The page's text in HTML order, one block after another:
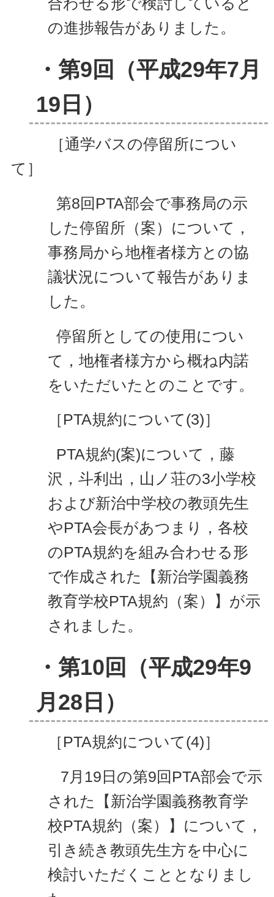
の進捗報告がありました。
・第9回（平成29年7月
19日）
［通学バスの停留所につい
て］
第8回PTA部会で事務局の示
した停留所（案）について，
事務局から地権者様方との協
議状況について報告がありま
した。
停留所としての使用につい
て，地権者様方から概ね内諾
をいただいたとのことです。
［PTA規約について(3)］
PTA規約(案)について，藤
沢，斗利出，山ノ荘の3小学校
および新治中学校の教頭先生
やPTA会長があつまり，各校
のPTA規約を組み合わせる形
で作成された【新治学園義務
教育学校PTA規約（案）】が示
されました。
・第10回（平成29年9
月28日）
［PTA規約について(4)］
7月19日の第9回PTA部会で示
された【新治学園義務教育学
校PTA規約（案）】について，
引き続き教頭先生方を中心に
検討いただくこととなりまし